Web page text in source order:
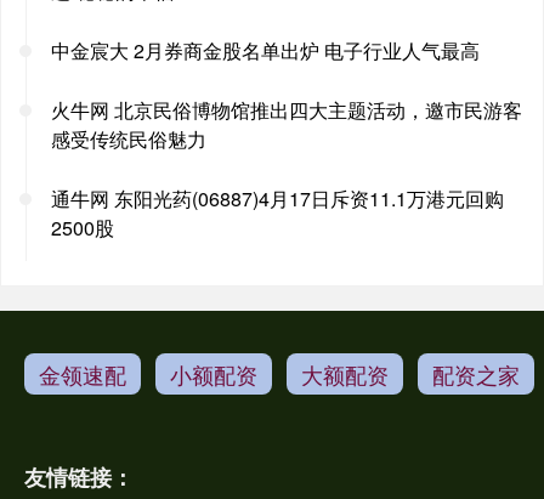
中金宸大 2月券商金股名单出炉 电子行业人气最高
火牛网 北京民俗博物馆推出四大主题活动，邀市民游客
感受传统民俗魅力
通牛网 东阳光药(06887)4月17日斥资11.1万港元回购
2500股
金领速配 小额配资 大额配资 配资之家
友情链接：